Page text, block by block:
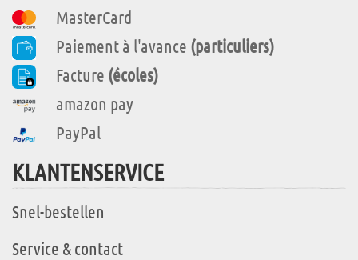
MasterCard
Paiement à l'avance (particuliers)
Facture (écoles)
amazon pay
PayPal
KLANTENSERVICE
Snel-bestellen
Service & contact